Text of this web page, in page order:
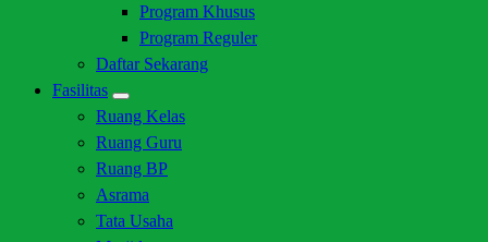
Program Khusus
Program Reguler
Daftar Sekarang
Fasilitas
Ruang Kelas
Ruang Guru
Ruang BP
Asrama
Tata Usaha